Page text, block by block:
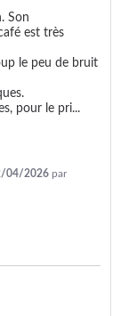
Son
est très
le peu de bruit
pour le pri...
04/2026 par